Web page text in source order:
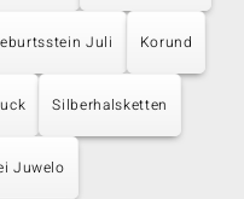
Juli Korund
Silberhalsketten
Juwelo